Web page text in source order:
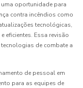
oportunidade para
contra incêndios como
tecnológicas,
eficientes. Essa revisão
de combate a
de pessoal em
para as equipes de